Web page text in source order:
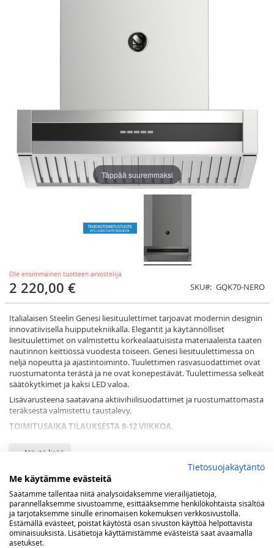
Ole ensimmäinen tuotteen arvostelija
2 220,00 € SKU GQK70-NERO
Italialaisen Steelin Genesi liesituulettimet tarjoavat modernin designin
innovatiivisella huipputekniikalla. Elegantit ja käytännölliset
liesituulettimet on valmistettu korkealaatuisista materiaaleista taaten
nautinnon keittiössä vuodesta toiseen. Genesi liesituulettimessa on
neljä nopeutta ja ajastintoiminto. Tuulettimen rasvasuodattimet ovat
ruostumatonta terästä ja ne ovat konepestävät. Tuulettimessa selkeät
säätökytkimet ja kaksi LED valoa.
Lisävarusteena saatavana aktiivihiilisuodattimet ja ruostumattomasta
teräksestä valmistettu taustalevy.
TOIMITUSAIKA TILAUKSESTA 8-12 VIIKKOA.
Näytä lisää
Lisää ostoskoriin
LISÄÄ TOIVELISTAAN
Täppää suuremmaksi
Tietosuojakäytäntö
Me käytämme evästeitä
Saatamme tallentaa niitä analysoidaksemme vierailijatietoja,
parannellaksemme sivustoamme, esittääksemme henkilökohtaista sisältöä
ja tarjotaksemme sinulle erinomaisen kokemuksen verkkosivustolla.
Estämällä evästeet, poistat käytöstä osan sivuston käyttöä helpottavista
ominaisuuksista. Lisätietoja käyttämistämme evästeistä saat avaamalla
asetukset.